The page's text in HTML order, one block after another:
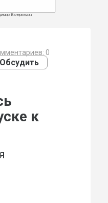
Валерьевич
0
Обсудить
к